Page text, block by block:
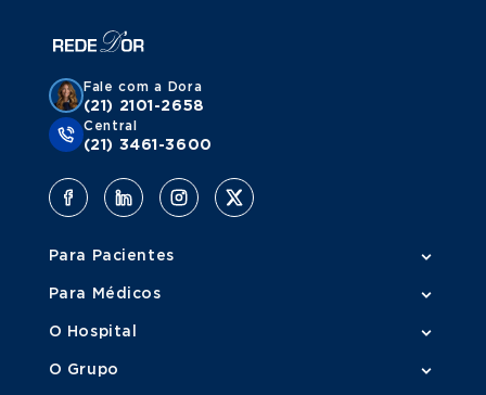
Fale com a Dora
(21) 2101-2658
Central
(21) 3461-3600
Para Pacientes
Para Médicos
O Hospital
O Grupo